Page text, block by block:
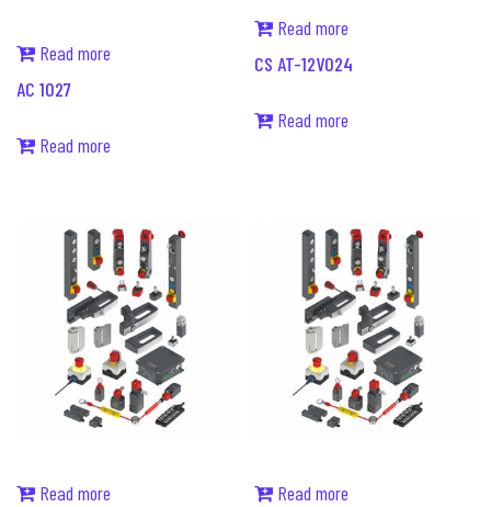
Read more
AC 1027
Read more
Read more
CS AT-12V024
Read more
Read more
Read more